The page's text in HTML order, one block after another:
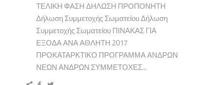
ΤΕΛΙΚΗ ΦΑΣΗ ΔΗΛΩΣΗ ΠΡΟΠΟΝΗΤΗ
Δήλωση Συμμετοχής Σωματείου Δήλωση
Συμμετοχής Σωματείου ΠΙΝΑΚΑΣ ΓΙΑ
ΕΞΟΔΑ ΑΝΑ ΑΘΛΗΤΗ 2017
ΠΡΟΚΑΤΑΡΚΤΙΚΟ ΠΡΟΓΡΑΜΜΑ ΑΝΔΡΩΝ
ΝΕΩΝ ΑΝΔΡΩΝ ΣΥΜΜΕΤΟΧΕΣ...